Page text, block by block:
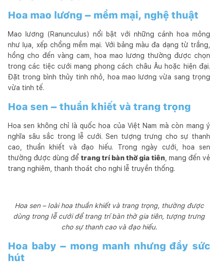
Hoa mao lương – mềm mại, nghệ thuật
Mao lương (Ranunculus) nổi bật với những cánh hoa mỏng
như lụa, xếp chồng mềm mại. Với bảng màu đa dạng từ trắng,
hồng cho đến vàng cam, hoa mao lương thường được chọn
trong các tiệc cưới mang phong cách châu Âu hoặc hiện đại.
Đặt trong bình thủy tinh nhỏ, hoa mao lương vừa sang trọng
vừa tinh tế.
Hoa sen – thuần khiết và trang trọng
Hoa sen không chỉ là quốc hoa của Việt Nam mà còn mang ý
nghĩa sâu sắc trong lễ cưới. Sen tượng trưng cho sự thanh
cao, thuần khiết và đạo hiếu. Trong ngày cưới, hoa sen
thường được dùng để trang trí bàn thờ gia tiên , mang đến vẻ
trang nghiêm, thanh thoát cho nghi lễ truyền thống.
Hoa sen – loài hoa thuần khiết và trang trọng, thường được
dùng trong lễ cưới để trang trí bàn thờ gia tiên, tượng trưng
cho sự thanh cao và đạo hiếu.
Hoa baby – mong manh nhưng đầy sức
hút